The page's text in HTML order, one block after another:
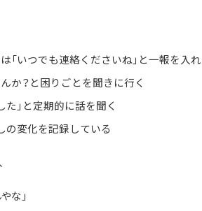
「いつでも連絡くださいね」と一報を入
か？と困りごとを聞きに行く
た」と定期的に話を聞く
の変化を記録している
な」